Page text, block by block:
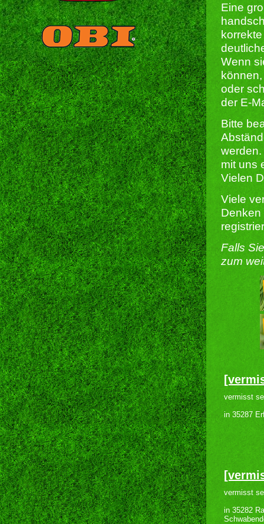
Eine
Wenn
oder
der E-
Bitte
mit uns
Vielen
Viele
Denken
Falls
zum
vermisst
in 35287
vermisst
in 35282